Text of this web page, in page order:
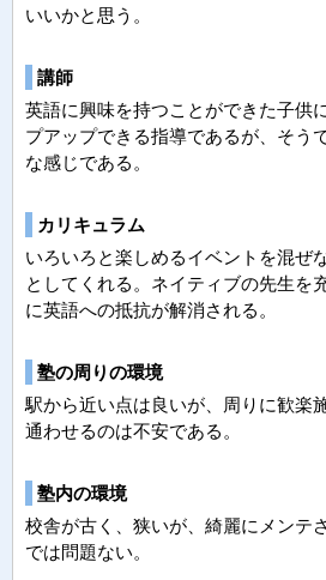
いいかと思う。
講師
英語に興味を持つことができた子供
プアップできる指導であるが、そう
な感じである。
カリキュラム
いろいろと楽しめるイベントを混ぜ
としてくれる。ネイティブの先生を
に英語への抵抗が解消される。
塾の周りの環境
駅から近い点は良いが、周りに歓楽
通わせるのは不安である。
塾内の環境
校舎が古く、狭いが、綺麗にメンテ
では問題ない。